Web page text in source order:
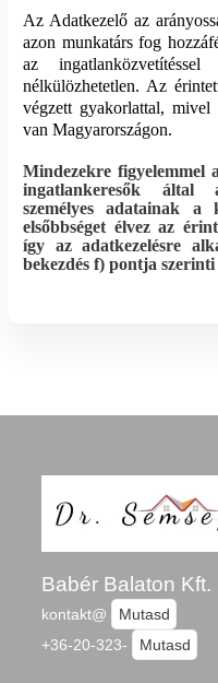
Az Adatkezelő az
azon munkatárs fog
az ingatlanközvetítéssel
nélkülözhetetlen. Az
végzett gyakorlattal, mivel
van Magyarországon.
Mindezekre figyelemmel
ingatlankeresők által
személyes adatainak a
elsőbbséget élvez az
így az adatkezelésre
bekezdés f) pontja
Babér Balaton Kft.
kontakt@
Mutasd
+36-20-323-
Mutasd